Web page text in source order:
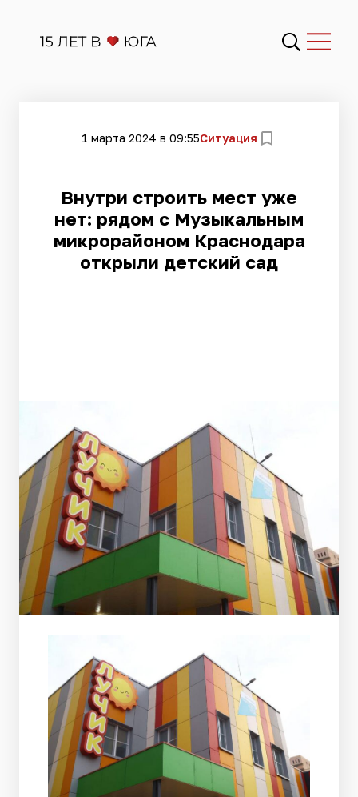
1 марта 2024 в 09:55Ситуация
Внутри строить мест уже
нет: рядом с Музыкальным
микрорайоном Краснодара
открыли детский сад